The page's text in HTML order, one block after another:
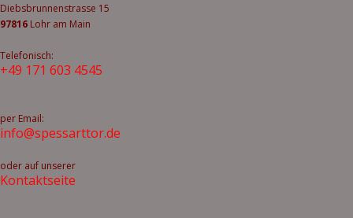
Diebsbrunnenstrasse 15
97816 Lohr am Main
Telefonisch:
+49 171 603 4545
per Email:
info@spessarttor.de
oder auf unserer
Kontaktseite